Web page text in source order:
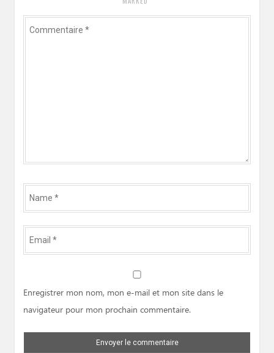
Commentaire
Name
*
Email
*
Enregistrer mon nom, mon e-mail et mon site dans le
navigateur pour mon prochain commentaire.